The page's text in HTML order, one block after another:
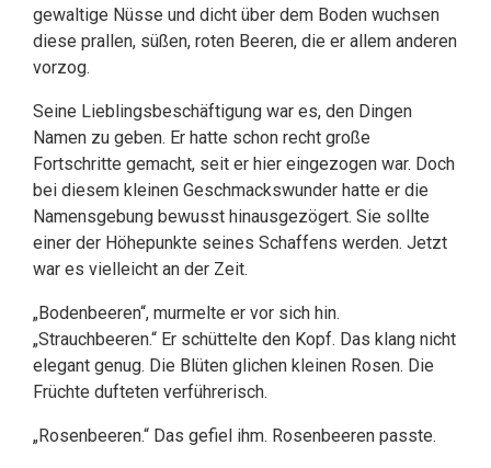
gewaltige Nüsse und dicht über dem Boden wuchsen
diese prallen, süßen, roten Beeren, die er allem anderen
vorzog.
Seine Lieblingsbeschäftigung war es, den Dingen
Namen zu geben. Er hatte schon recht große
Fortschritte gemacht, seit er hier eingezogen war. Doch
bei diesem kleinen Geschmackswunder hatte er die
Namensgebung bewusst hinausgezögert. Sie sollte
einer der Höhepunkte seines Schaffens werden. Jetzt
war es vielleicht an der Zeit.
„Bodenbeeren“, murmelte er vor sich hin.
„Strauchbeeren.“ Er schüttelte den Kopf. Das klang nicht
elegant genug. Die Blüten glichen kleinen Rosen. Die
Früchte dufteten verführerisch.
„Rosenbeeren.“ Das gefiel ihm. Rosenbeeren passte.